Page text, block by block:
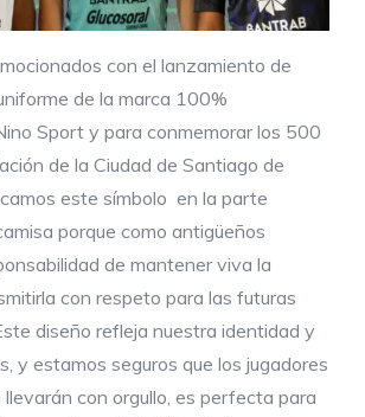
con el lanzamiento de
de la marca 100%
Sport y para conmemorar los 500
de la Ciudad de Santiago de
este símbolo en la parte
porque como antigüeños
de mantener viva la
con respeto para las futuras
diseño refleja nuestra identidad y
y estamos seguros que los jugadores
con orgullo, es perfecta para